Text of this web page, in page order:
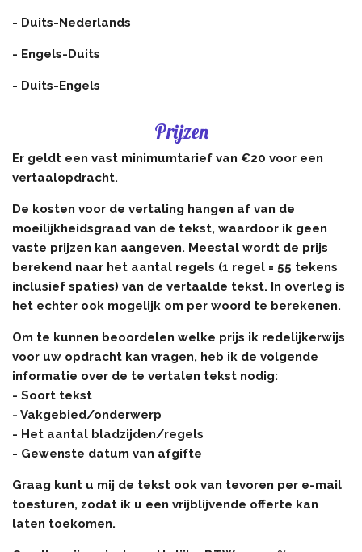
- Duits-Nederlands
- Engels-Duits
- Duits-Engels
Prijzen
Er geldt een vast minimumtarief van €20 voor een
vertaalopdracht.
De kosten voor de vertaling hangen af van de
moeilijkheidsgraad van de tekst, waardoor ik geen
vaste prijzen kan aangeven. Meestal wordt de prijs
berekend naar het aantal regels (1 regel = 55 tekens
inclusief spaties) van de vertaalde tekst. In overleg is
het echter ook mogelijk om per woord te berekenen.
Om te kunnen beoordelen welke prijs ik redelijkerwijs
voor uw opdracht kan vragen, heb ik de volgende
informatie over de te vertalen tekst nodig:
- Soort tekst
- Vakgebied/onderwerp
- Het aantal bladzijden/regels
- Gewenste datum van afgifte
Graag kunt u mij de tekst ook van tevoren per e-mail
toesturen, zodat ik u een vrijblijvende offerte kan
laten toekomen.